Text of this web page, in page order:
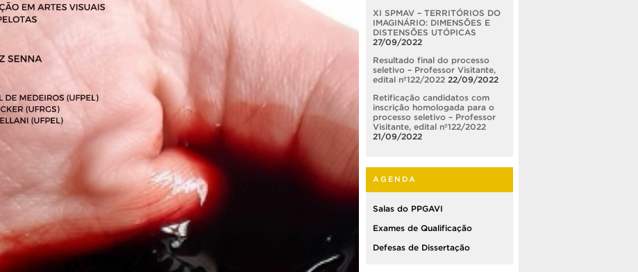
XI SPMAV – TERRITÓRIOS DO
IMAGINÁRIO: DIMENSÕES E
DISTENSÕES UTÓPICAS
27/09/2022
Resultado final do processo
seletivo – Professor Visitante,
edital nº122/2022 22/09/2022
Retificação candidatos com
inscrição homologada para o
processo seletivo – Professor
Visitante, edital nº122/2022
21/09/2022
AGENDA
Salas do PPGAVI
Exames de Qualificação
Defesas de Dissertação